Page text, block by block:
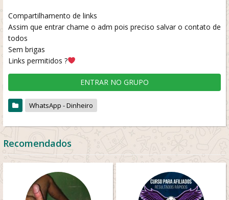
Compartilhamento de links
Assim que entrar chame o adm pois preciso salvar o contato de
todos
Sem brigas
Links permitidos ?
ENTRAR NO GRUPO
WhatsApp - Dinheiro
Recomendados